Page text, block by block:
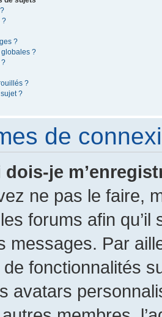
?
?
?
?
?
?
de
je
ne pas le faire,
forums afin
messages. Par
de fonctionnalités
avatars